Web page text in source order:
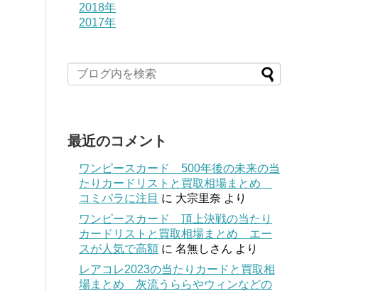
2018年
2017年
最近のコメント
ワンピースカード 500年後の未来の当
たりカードリストと買取相場まとめ
コミパラに注目 に 大宗里奈 より
ワンピースカード 頂上決戦の当たり
カードリストと買取相場まとめ エー
スが人気で高額 に 名無しさん より
レアコレ2023の当たりカードと買取相
場まとめ 灰流うららやウィンなどの